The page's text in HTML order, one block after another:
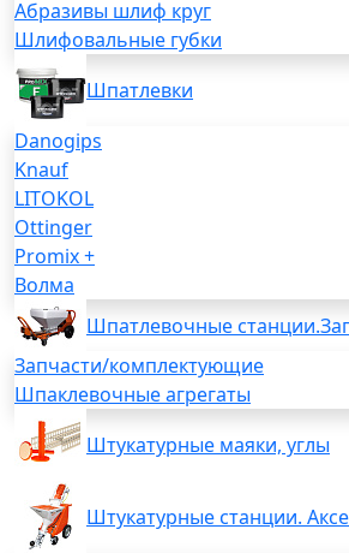
Абразивы шлиф круг
Шлифовальные губки
Шпатлевки
Danogips
Knauf
LITOKOL
Ottinger
Promix +
Волма
Шпатлевочные
Запчасти/комплектующие
Шпаклевочные агрегаты
Штукатурные маяки, углы
Штукатурные станции.